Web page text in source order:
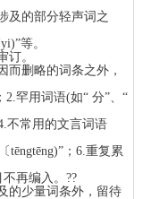
及的部分轻声词之
等。
订。
而删略的词条之外，
2.罕用词语(如“ 分”、“
不常用的文言词语
tēngtēng)”；6.重复累
再编入。??
的少量词条外，留待